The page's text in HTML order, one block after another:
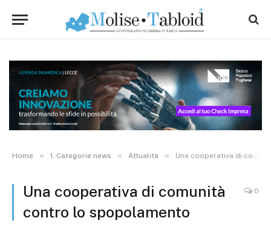
Home » 1. Categorie news » Attualità » Una cooperativa di comunità contro lo spopolamento
Una cooperativa di comunità
contro lo spopolamento
0